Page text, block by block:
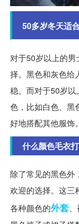
50多岁冬天适
对于50岁以上的
择。黑色和灰色给
稳。而对于50岁
色，比如白色、黑
好地搭配其他服饰。
什么颜色毛衣
除了常见的黑色外
欢迎的选择。这三
各种颜色的外套